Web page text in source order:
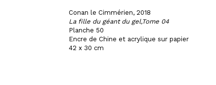
Conan le Cimmérien, 2018
La fille du géant du gel,Tome 04
Planche 50
Encre de Chine et acrylique sur papier
42 x 30 cm